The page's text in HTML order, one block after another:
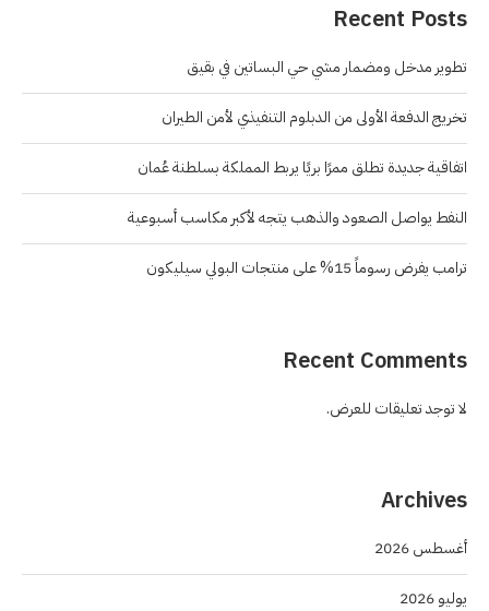
Recent Posts
تطوير مدخل ومضمار مشي حي البساتين في بقيق
تخريج الدفعة الأولى من الدبلوم التنفيذي لأمن الطيران
اتفاقية جديدة تطلق ممرًا بريًا يربط المملكة بسلطنة عُمان
النفط يواصل الصعود والذهب يتجه لأكبر مكاسب أسبوعية
ترامب يفرض رسوماً 15% على منتجات البولي سيليكون
Recent Comments
لا توجد تعليقات للعرض.
Archives
أغسطس 2026
يوليو 2026